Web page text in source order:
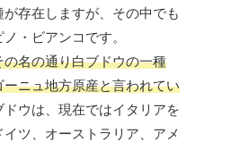
存在しますが、その中でも
・ビアンコです。
名の通り白ブドウの一種
ニュ地方原産と言われてい
ドウは、現在ではイタリアを
ツ、オーストラリア、アメ